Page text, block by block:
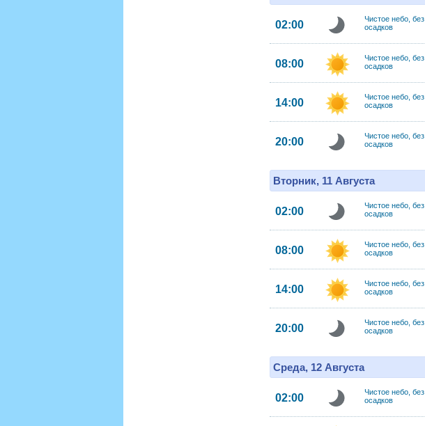
02:00
Чистое небо, без
осадков
08:00
Чистое небо, без
осадков
14:00
Чистое небо, без
осадков
20:00
Чистое небо, без
осадков
Вторник, 11 Августа
02:00
Чистое небо, без
осадков
08:00
Чистое небо, без
осадков
14:00
Чистое небо, без
осадков
20:00
Чистое небо, без
осадков
Среда, 12 Августа
02:00
Чистое небо, без
осадков